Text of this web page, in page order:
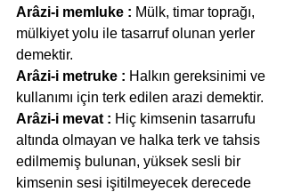
Arâzi-i memluke : Mülk, timar toprağı,
mülkiyet yolu ile tasarruf olunan yerler
demektir.
Arâzi-i metruke : Halkın gereksinimi ve
kullanımı için terk edilen arazi demektir.
Arâzi-i mevat : Hiç kimsenin tasarrufu
altında olmayan ve halka terk ve tahsis
edilmemiş bulunan, yüksek sesli bir
kimsenin sesi işitilmeyecek derecede